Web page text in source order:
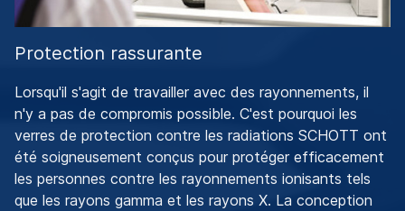
Protection rassurante
Lorsqu'il s'agit de travailler avec des rayonnements, il
n'y a pas de compromis possible. C'est pourquoi les
verres de protection contre les radiations SCHOTT ont
été soigneusement conçus pour protéger efficacement
les personnes contre les rayonnements ionisants tels
que les rayons gamma et les rayons X. La conception